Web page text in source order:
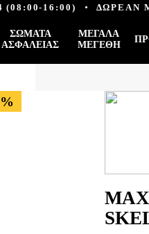
(08:00-16:00) • ΔΩΡΕΑΝ
ΣΏΜΑΤΑ
ΑΣΦΑΛΕΊΑΣ
ΜΕΓΆΛΑ
ΜΕΓΈΘΗ